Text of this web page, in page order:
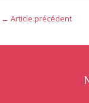
← Article précédent